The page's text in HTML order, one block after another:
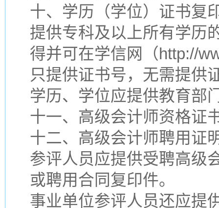
十、学历（学位）证书复
提供专科及以上所有学历
得并可在学信网（http://
只提供证书号，无需提供
学历、学位应提供教育部
十一、高级会计师资格证
十二、高级会计师聘用证
参评人员应提供受聘高级
或聘用合同复印件。
事业单位参评人员还应提